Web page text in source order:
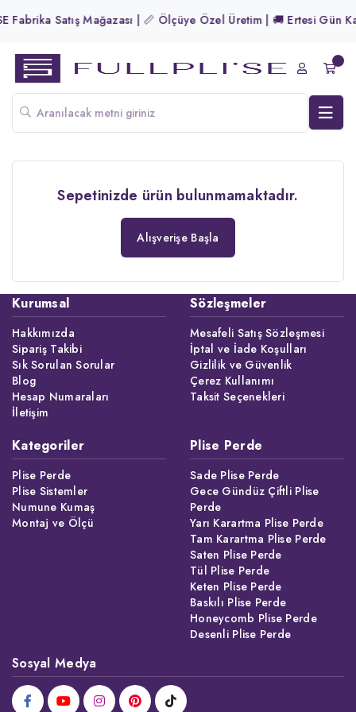
Fabrika Satış Mağazası | 📏 Ölçüye Özel Üretim | 🚚 Ertesi Gün
Sepetinizde ürün bulunmamaktadır.
Alışverişe Başla
Kurumsal
Hakkımızda
Sipariş Takibi
Sık Sorulan Sorular
Blog
Hesap Numaraları
İletişim
Kategoriler
Plise Perde
Plise Sistemler
Numune Kumaş
Montaj ve Ölçü
Plise Perde
Sade Plise Perde
Gece Gündüz Çiftli Plise
Perde
Yarı Karartma Plise Perde
Tam Karartma Plise Perde
Saten Plise Perde
Tül Plise Perde
Keten Plise Perde
Baskılı Plise Perde
Honeycomb Plise Perde
Desenli Plise Perde
Sözleşmeler
Mesafeli Satış Sözleşmesi
İptal ve İade Koşulları
Gizlilik ve Güvenlik
Çerez Kullanımı
Taksit Seçenekleri
Sosyal Medya